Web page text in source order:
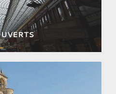
de ces «
» dans le Paris pré-